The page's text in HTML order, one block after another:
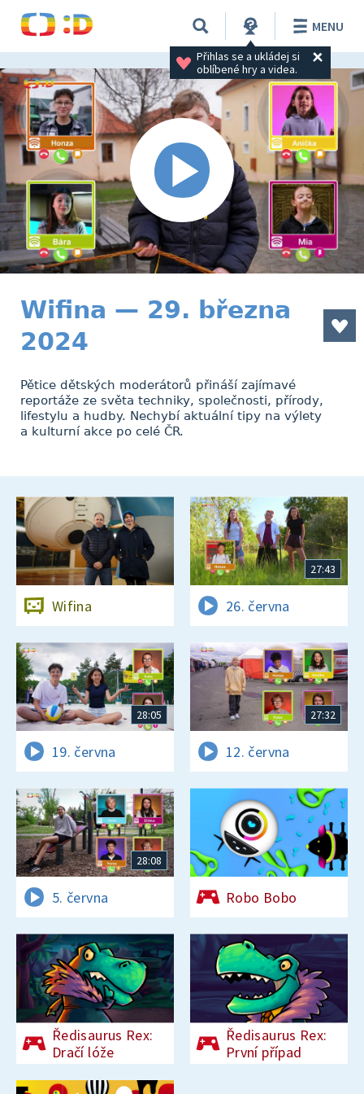
Přihlas se a ukládej si
oblíbené hry a videa.
MENU
Wifina — 29. března
2024
Pětice dětských moderátorů přináší zajímavé
reportáže ze světa techniky, společnosti, přírody,
lifestylu a hudby. Nechybí aktuální tipy na výlety
a kulturní akce po celé ČR.
Wifina
27:43
26. června
28:05
19. června
27:32
12. června
28:08
5. června Robo Bobo
Ředisaurus Rex:
Dračí lóže
Ředisaurus Rex:
První případ